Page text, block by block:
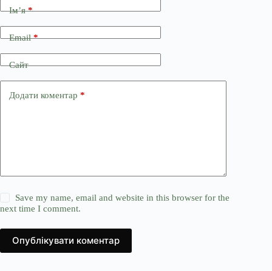
Ім’я*
Email*
Сайт
Додати коментар *
Save my name, email and website in this browser for the
next time I comment.
Опублікувати коментар